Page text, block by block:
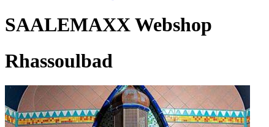
SAALEMAXX Webshop
Rhassoulbad